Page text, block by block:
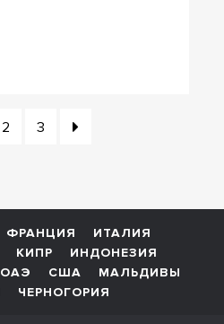
2 3
ФРАНЦИЯ
ИТАЛИЯ
КИПР
ИНДОНЕЗИЯ
ОАЭ США
МАЛЬДИВЫ
ЧЕРНОГОРИЯ